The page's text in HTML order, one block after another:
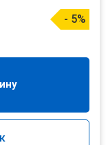
- 5%